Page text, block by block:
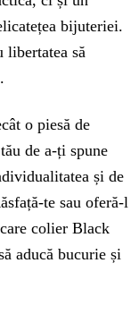
bijuteriei.
libertatea să
o piesă de
de a-ți spune
și de
te sau oferă-l
colier Black
aducă bucurie și